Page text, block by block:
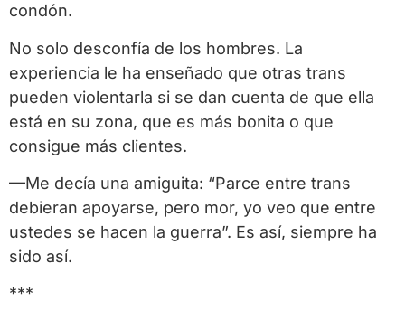
condón.
No solo desconfía de los hombres. La
experiencia le ha enseñado que otras trans
pueden violentarla si se dan cuenta de que ella
está en su zona, que es más bonita o que
consigue más clientes.
—Me decía una amiguita: “Parce entre trans
debieran apoyarse, pero mor, yo veo que entre
ustedes se hacen la guerra”. Es así, siempre ha
sido así.
***